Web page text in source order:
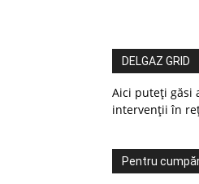
DELGAZ GRID
Aici puteți găsi
intervenții în
Pentru